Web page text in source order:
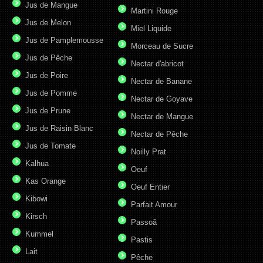
Jus de Mangue
Jus de Melon
Jus de Pamplemousse
Jus de Pêche
Jus de Poire
Jus de Pomme
Jus de Prune
Jus de Raisin Blanc
Jus de Tomate
Kalhua
Kas Orange
Kibowi
Kirsch
Kummel
Lait
Martini Rouge
Miel Liquide
Morceau de Sucre
Nectar d'abricot
Nectar de Banane
Nectar de Goyave
Nectar de Mangue
Nectar de Pêche
Noilly Prat
Oeuf
Oeuf Entier
Parfait Amour
Passoã
Pastis
Pêche